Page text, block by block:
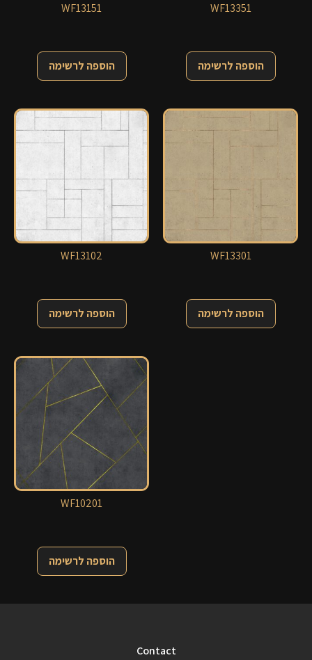
WF13151
הוספה לרשימה
WF13351
הוספה לרשימה
WF13102
הוספה לרשימה
WF13301
הוספה לרשימה
WF10201
הוספה לרשימה
Contact